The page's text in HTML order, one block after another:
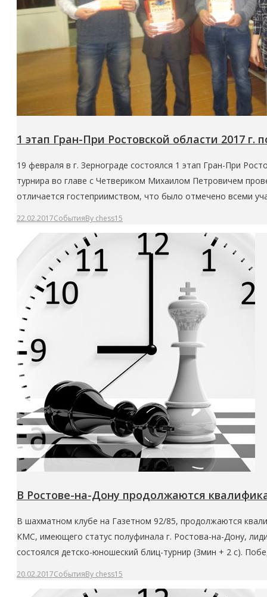
1 этап Гран-При Ростовской области 2017
19 февраля в г. Зернограде состоялся 1 этап Гран-При
турнира во главе с Четвериком Михаилом Петровичем
отличается гостеприимством, что было отмечено всеми
22.02.2017СобытияBy chess15
В Ростове-на-Дону продолжаются
В шахматном клубе на Газетном 92/85, продолжаются
КМС, имеющего статус полуфинала г. Ростова-на-Дону,
состоялся детско-юношеский блиц-турнир (3мин + 2 с).
20.02.2017СобытияBy chess15